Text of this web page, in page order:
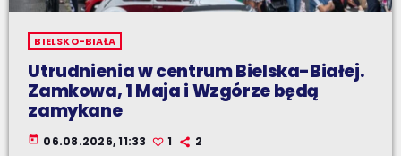
BIELSKO-BIAŁA
Utrudnienia w centrum Bielska-Białej.
Zamkowa, 1 Maja i Wzgórze będą
zamykane
today 06.08.2026, 11:33 1 2